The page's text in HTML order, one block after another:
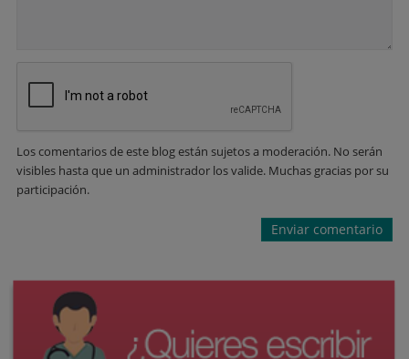
Los comentarios de este blog están sujetos a moderación. No serán
visibles hasta que un administrador los valide. Muchas gracias por su
participación.